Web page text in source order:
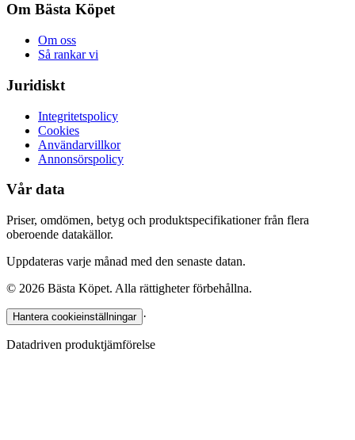
Om Bästa Köpet
Om oss
Så rankar vi
Juridiskt
Integritetspolicy
Cookies
Användarvillkor
Annonsörspolicy
Vår data
Priser, omdömen, betyg och produktspecifikationer från flera
oberoende datakällor.
Uppdateras varje månad med den senaste datan.
© 2026 Bästa Köpet. Alla rättigheter förbehållna.
Hantera cookieinställningar ·
Datadriven produktjämförelse